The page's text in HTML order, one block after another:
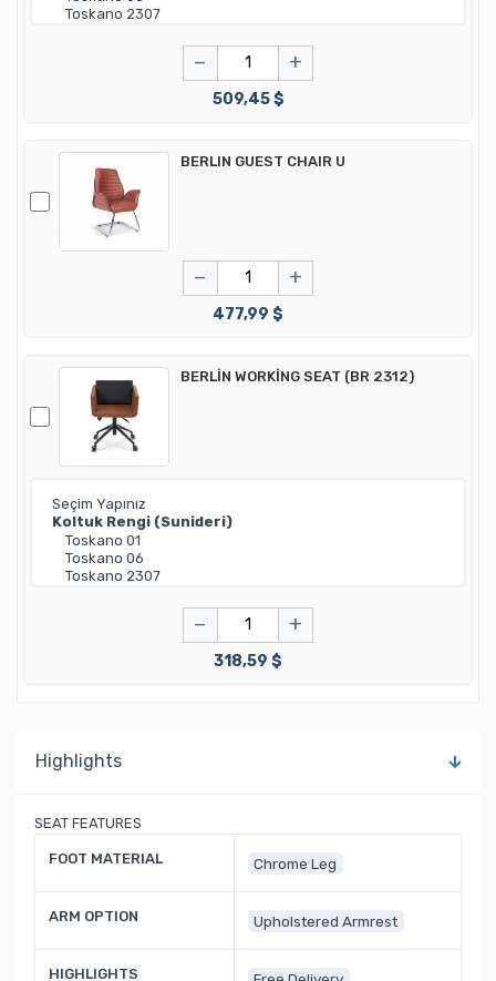
− +
509,45 $
BERLIN GUEST CHAIR U
− +
477,99 $
BERLİN WORKİNG SEAT (BR 2312)
− +
318,59 $
Highlights
SEAT FEATURES
FOOT MATERIAL Chrome Leg
ARM OPTION Upholstered Armrest
HIGHLIGHTS